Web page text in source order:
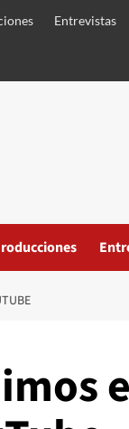
Entrevistas